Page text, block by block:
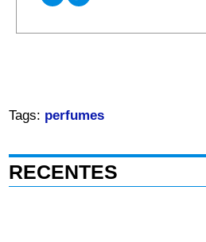
Tags: perfumes
RECENTES